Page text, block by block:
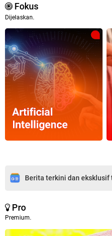
Fokus
Dijelaskan.
Berita terkini dan eksklusif
Pro
Premium.